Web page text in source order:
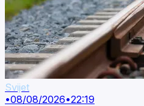
Svijet
•08/08/2026•22:19